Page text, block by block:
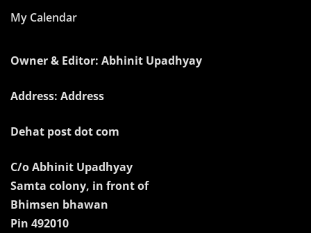
My Calendar
Owner & Editor: Abhinit Upadhyay
Address: Address
Dehat post dot com
C/o Abhinit Upadhyay
Samta colony, in front of
Bhimsen bhawan
Pin 492010